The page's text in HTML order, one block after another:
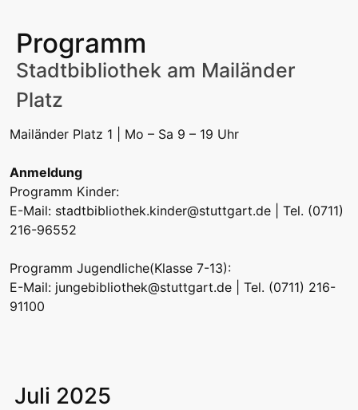
Programm
Stadtbibliothek am Mailänder
Platz
Mailänder Platz 1 | Mo – Sa 9 – 19 Uhr
Anmeldung
Programm Kinder:
E-Mail: stadtbibliothek.kinder@stuttgart.de | Tel. (0711)
216-96552
Programm Jugendliche(Klasse 7-13):
E-Mail: jungebibliothek@stuttgart.de | Tel. (0711) 216-
91100
Juli 2025